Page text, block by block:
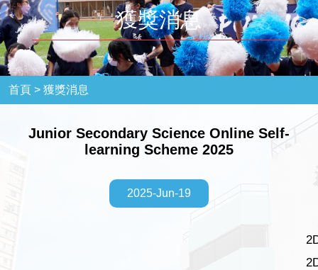
獲獎消息
首頁 >獲獎消息
Junior Secondary Science Online Self-
learning Scheme 2025
2025-Jun-19